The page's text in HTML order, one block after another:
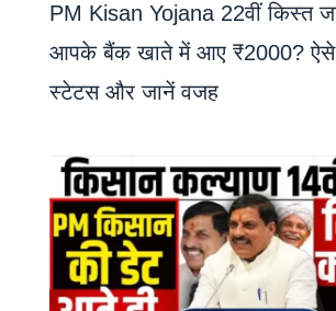
PM Kisan Yojana 22वीं किस्त
आपके बैंक खाते में आए ₹2000?
स्टेटस और जानें वजह